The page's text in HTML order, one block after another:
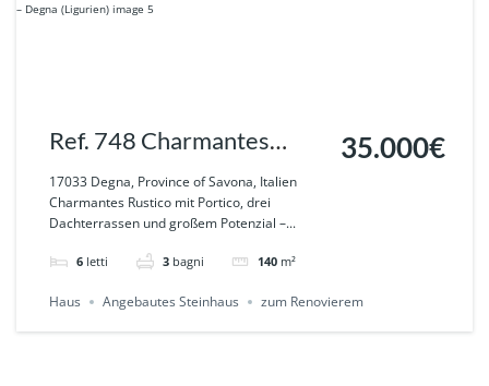
Ref. 748 Charmantes
Rustico mit Portico, drei
Dachterrassen und
großem Potenzial – Degna
17033 Degna, Province of Savona, Italien
Charmantes Rustico mit Portico, drei
Dachterrassen und großem Potenzial –...
6 letti 3 bagni 140 m²
35.000€
Haus Angebautes Steinhaus zum Renovierem